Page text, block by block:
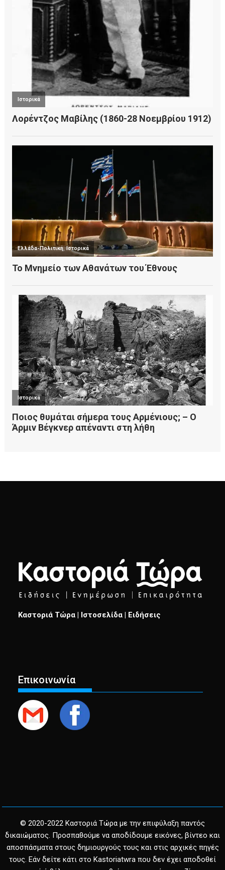
Καστοριά Τώρα | Ιστοσελίδα | Ειδήσεις
Επικοινωνία
© 2020-2022 Καστοριά Τώρα με την επιφύλαξη παντός
δικαιώματος. Προσπαθούμε να αποδίδουμε εικόνες, βίντεο και
αποσπάσματα στους δημιουργούς τους και στις αρχικές πηγές
τους. Εάν δείτε κάτι στο Kastoriatwra που δεν έχει αποδοθεί